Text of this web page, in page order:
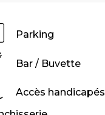
Parking
Bar / Buvette
Accès handicapés